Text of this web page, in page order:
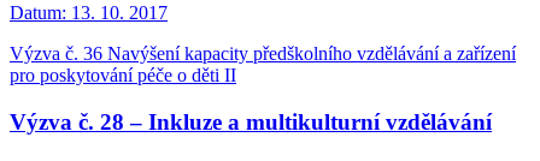
Datum: 13. 10. 2017
Výzva č. 36 Navýšení kapacity předškolního vzdělávání a zařízení
pro poskytování péče o děti II
Výzva č. 28 – Inkluze a multikulturní vzdělávání